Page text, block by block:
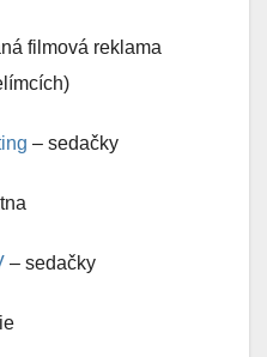
filmová reklama
– sedačky
– sedačky